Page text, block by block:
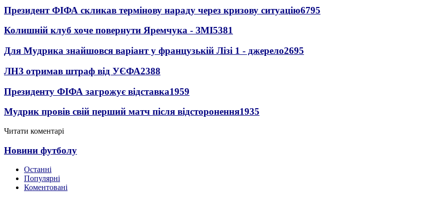
Президент ФІФА скликав термінову нараду через кризову ситуацію6795
Колишній клуб хоче повернути Яремчука - ЗМІ5381
Для Мудрика знайшовся варіант у французькій Лізі 1 - джерело2695
ЛНЗ отримав штраф від УЄФА2388
Президенту ФІФА загрожує відставка1959
Мудрик провів свій перший матч після відсторонення1935
Читати коментарі
Новини футболу
Останні
Популярні
Коментовані